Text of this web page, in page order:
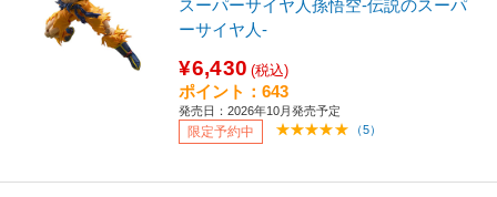
スーパーサイヤ人孫悟空-伝説のスーパ
ーサイヤ人-
¥6,430 (税込)
ポイント：643
発売日：2026年10月発売予定
限定予約中 （5）